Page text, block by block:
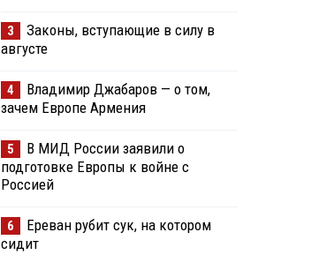
3
Законы, вступающие в силу в
августе
4
Владимир Джабаров — о том,
зачем Европе Армения
5
В МИД России заявили о
подготовке Европы к войне с
Россией
6
Ереван рубит сук, на котором
сидит